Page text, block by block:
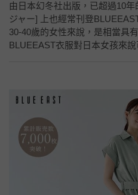
由日本幻冬社出版，已超過10
ジャー] 上也經常刊登
30-40歲的女性來說，是相當具
BLUEEAST衣服對日本女孩來